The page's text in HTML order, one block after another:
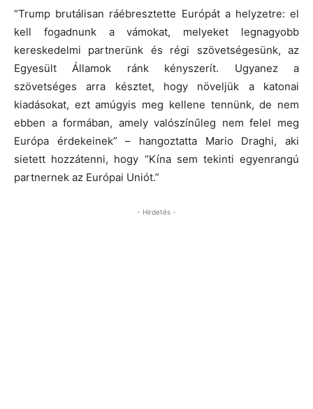
“Trump brutálisan ráébresztette Európát a helyzetre: el
kell fogadnunk a vámokat, melyeket legnagyobb
kereskedelmi partnerünk és régi szövetségesünk, az
Egyesült Államok ránk kényszerít. Ugyanez a
szövetséges arra késztet, hogy növeljük a katonai
kiadásokat, ezt amúgyis meg kellene tennünk, de nem
ebben a formában, amely valószínűleg nem felel meg
Európa érdekeinek” – hangoztatta Mario Draghi, aki
sietett hozzátenni, hogy “Kína sem tekinti egyenrangú
partnernek az Európai Uniót.”
- Hirdetés -